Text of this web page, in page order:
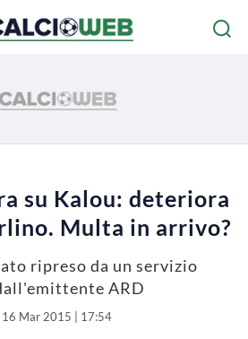
su Kalou: deteriora
Multa in arrivo?
ripreso da un servizio
ARD
16 Mar 2015 | 17:54